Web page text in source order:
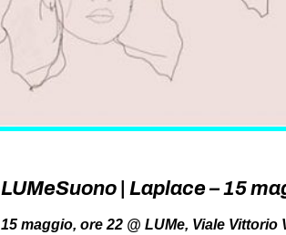
LUMeSuono | Laplace – 15
15 maggio, ore 22 @ LUMe, Viale Vittorio